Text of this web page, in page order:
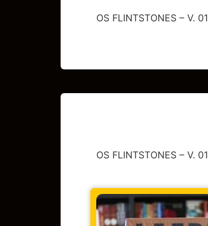
OS FLINTSTONES – V. 01
OS FLINTSTONES – V. 01